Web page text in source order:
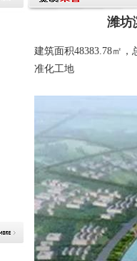
潍坊
建筑面积48383.78㎡
准化工地